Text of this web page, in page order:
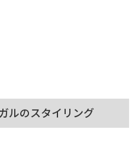
ルのスタイリング